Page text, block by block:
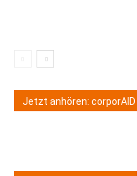
Jetzt anhören: